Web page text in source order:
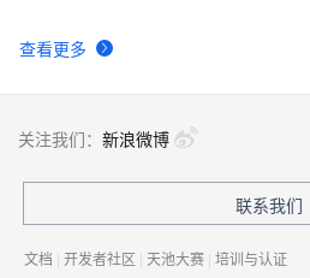
查看更多
关注我们： 新浪微博
联系我们
文档 | 开发者社区 | 天池大赛 | 培训与认证